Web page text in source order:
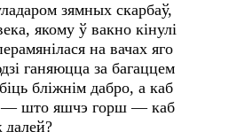
зямных скарбаў,
якому ў вакно кінулі
на вачах яго
ганяюцца за багаццем
бліжнім дабро, а каб
— што яшчэ горш — каб